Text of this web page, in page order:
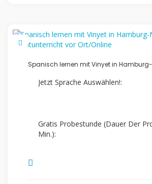
Spanisch lernen mit Vinyet in
Jetzt Sprache Auswählen!:
Gratis Probestunde (Dauer Der
Min.):